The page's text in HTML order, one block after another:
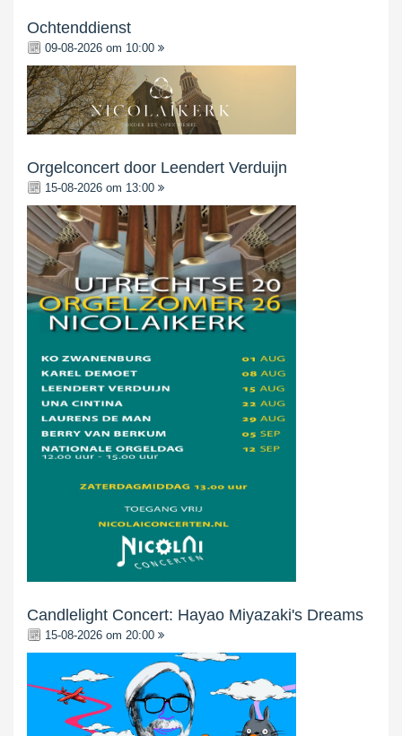
Ochtenddienst
09-08-2026 om 10:00
Orgelconcert door Leendert Verduijn
15-08-2026 om 13:00
Candlelight Concert: Hayao Miyazaki's Dreams
15-08-2026 om 20:00